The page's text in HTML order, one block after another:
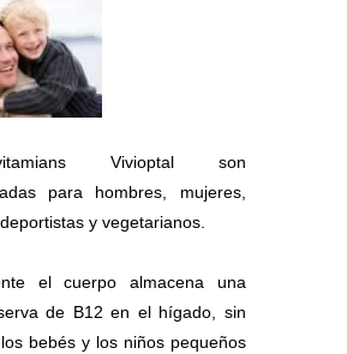
Vivioptal son
para hombres, mujeres,
y vegetarianos.
el cuerpo almacena una
de B12 en el hígado, sin
bebés y los niños pequeños